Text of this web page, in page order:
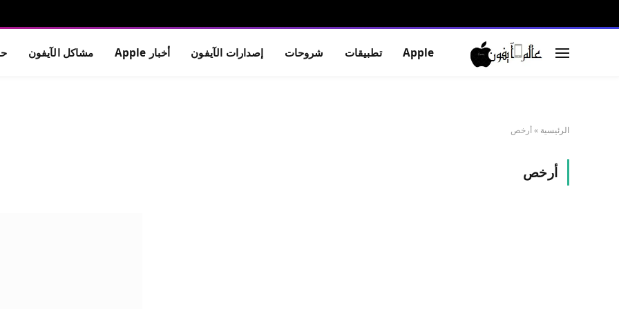
Apple تطبيقات شروحات إصدارات الآيفون أخبار Apple مشاكل الآيفون
الرئيسية »أرخص
أرخص